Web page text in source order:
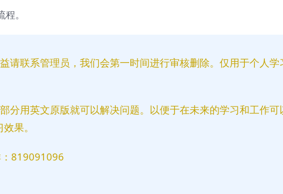
。
请联系管理员，我们会第一时间进行审核删除。仅用于个人学
分用英文原版就可以解决问题。以便于在未来的学习和工作可
果。
819091096